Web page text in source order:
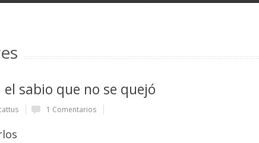
el sabio que no se quejó
1 Comentarios